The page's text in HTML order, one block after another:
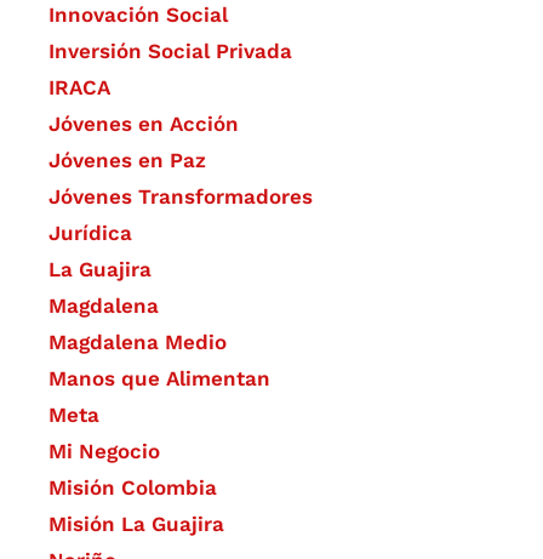
​Innovación Social
Inversión Social Privada
IRACA
Jóvenes en Acción
Jóvenes en Paz
Jóvenes Transformadores
Jurídica
La Guajira
Magdalena
Magdalena Medio
Manos que Alimentan
Meta
Mi Negocio
Misión Colombia
Misión La Guajira